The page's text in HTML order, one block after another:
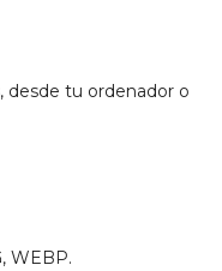
desde tu ordenador o
WEBP.